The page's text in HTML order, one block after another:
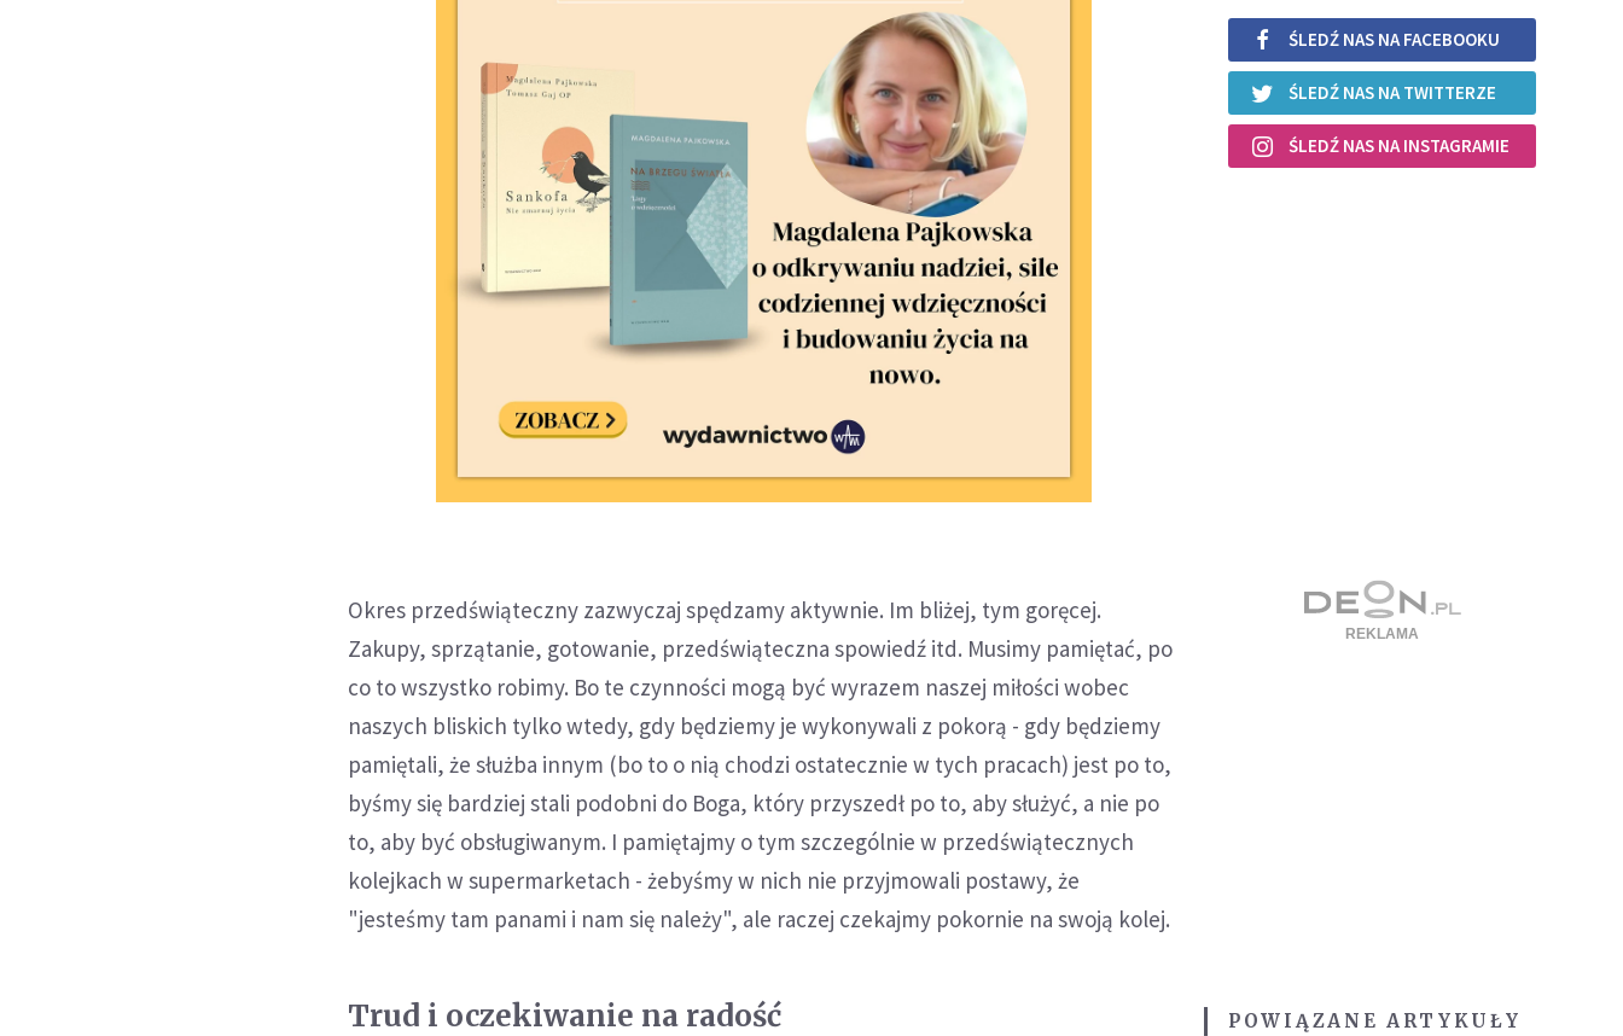
Okres przedświąteczny zazwyczaj spędzamy aktywnie. Im bliżej, tym goręcej.
Zakupy, sprzątanie, gotowanie, przedświąteczna spowiedź itd. Musimy pamiętać, po
co to wszystko robimy. Bo te czynności mogą być wyrazem naszej miłości wobec
naszych bliskich tylko wtedy, gdy będziemy je wykonywali z pokorą - gdy będziemy
pamiętali, że służba innym (bo to o nią chodzi ostatecznie w tych pracach) jest po to,
byśmy się bardziej stali podobni do Boga, który przyszedł po to, aby służyć, a nie po
to, aby być obsługiwanym. I pamiętajmy o tym szczególnie w przedświątecznych
kolejkach w supermarketach - żebyśmy w nich nie przyjmowali postawy, że
"jesteśmy tam panami i nam się należy", ale raczej czekajmy pokornie na swoją kolej.
Trud i oczekiwanie na radość
ŚLEDŹ NAS NA FACEBOOKU
ŚLEDŹ NAS NA TWITTERZE
ŚLEDŹ NAS NA INSTAGRAMIE
POWIĄZANE ARTYKUŁY